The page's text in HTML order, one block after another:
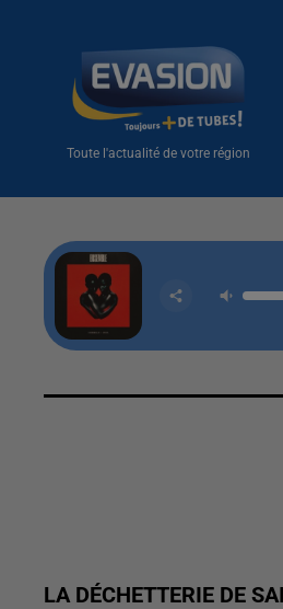
Toute l'actualité de votre région
LA DÉCHETTERIE DE